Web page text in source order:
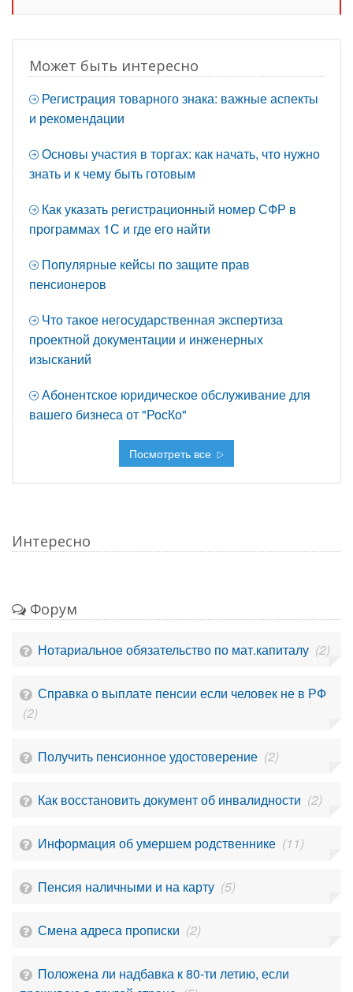
Может быть интересно
Регистрация товарного знака: важные аспекты
и рекомендации
Основы участия в торгах: как начать, что нужно
знать и к чему быть готовым
Как указать регистрационный номер СФР в
программах 1С и где его найти
Популярные кейсы по защите прав
пенсионеров
Что такое негосударственная экспертиза
проектной документации и инженерных
изысканий
Абонентское юридическое обслуживание для
вашего бизнеса от "РосКо"
Посмотреть все
Интересно
Форум
Нотариальное обязательство по мат.капиталу (2)
Справка о выплате пенсии если человек не в РФ
(2)
Получить пенсионное удостоверение (2)
Как восстановить документ об инвалидности (2)
Информация об умершем родственнике (11)
Пенсия наличными и на карту (5)
Смена адреса прописки (2)
Положена ли надбавка к 80-ти летию, если